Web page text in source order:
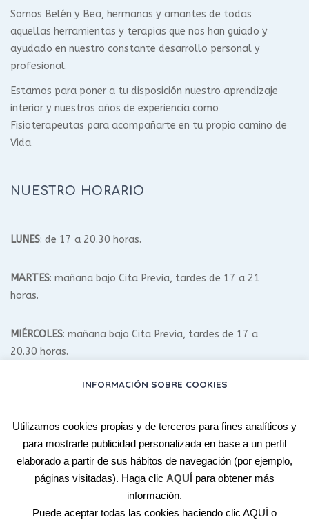
Somos Belén y Bea, hermanas y amantes de todas
aquellas herramientas y terapias que nos han guiado y
ayudado en nuestro constante desarrollo personal y
profesional.
Estamos para poner a tu disposición nuestro aprendizaje
interior y nuestros años de experiencia como
Fisioterapeutas para acompañarte en tu propio camino de
Vida.
NUESTRO HORARIO
LUNES: de 17 a 20.30 horas.
MARTES: mañana bajo Cita Previa, tardes de 17 a 21
horas.
MIÉRCOLES: mañana bajo Cita Previa, tardes de 17 a
20.30 horas.
: mañana bajo Cita Previa, tardes de 17 a 20.30
VIERNES: bajo Cita Previa.
SÁBADO Y DOMINGO: según Talleres y Cursos.
INFORMACIÓN SOBRE COOKIES
Utilizamos cookies propias y de terceros para fines analíticos y
para mostrarle publicidad personalizada en base a un perfil
elaborado a partir de sus hábitos de navegación (por ejemplo,
páginas visitadas). Haga clic AQUÍ para obtener más
información.
Puede aceptar todas las cookies haciendo clic AQUÍ o